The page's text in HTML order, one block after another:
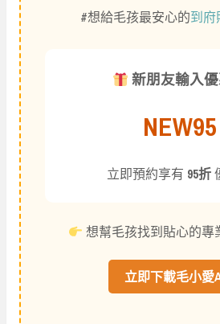
#想給毛孩最安心的到府
新朋友輸入
NEW95
立即預約享有 95折
想幫毛孩找到貼心的專
立即下載毛小愛